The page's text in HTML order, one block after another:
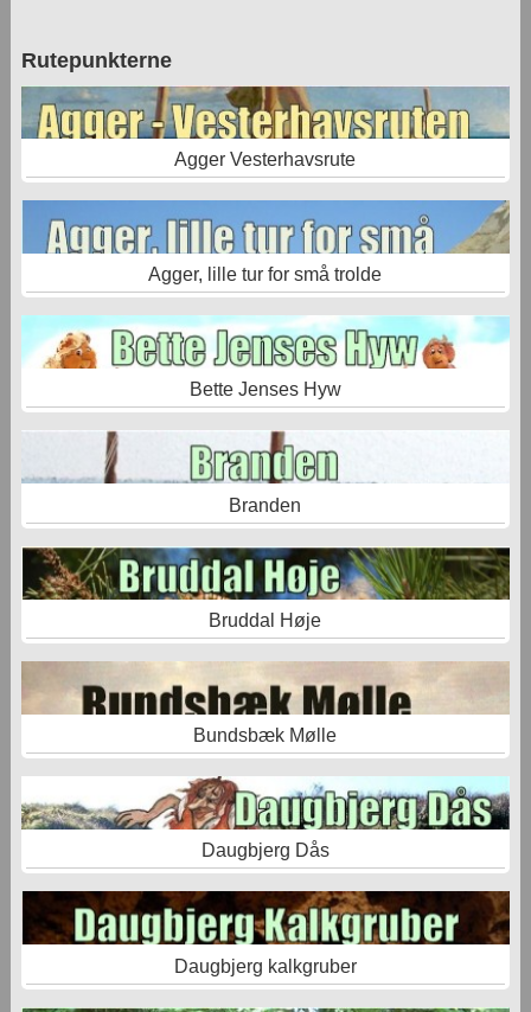
Rutepunkterne
Agger Vesterhavsrute
Agger, lille tur for små trolde
Bette Jenses Hyw
Branden
Bruddal Høje
Bundsbæk Mølle
Daugbjerg Dås
Daugbjerg kalkgruber